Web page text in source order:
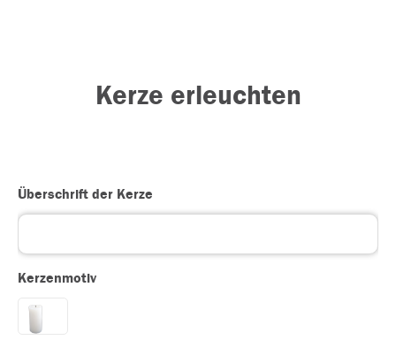
Kerze erleuchten
Überschrift der Kerze
Kerzenmotiv